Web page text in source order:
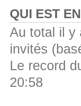
QUI EST
Au total il y
invités
Le record
20:58